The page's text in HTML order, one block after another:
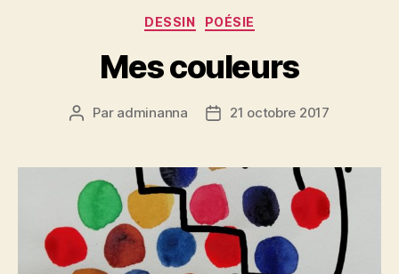
Catégories
DESSIN POÉSIE
Mes couleurs
Auteur
Par adminanna
Date21 octobre 2017